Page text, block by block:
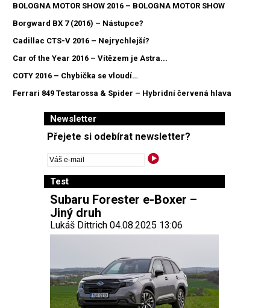
BOLOGNA MOTOR SHOW 2016 – BOLOGNA MOTOR SHOW
Borgward BX 7 (2016) – Nástupce?
Cadillac CTS-V 2016 – Nejrychlejší?
Car of the Year 2016 – Vítězem je Astra...
COTY 2016 – Chybička se vloudí…
Ferrari 849 Testarossa & Spider – Hybridní červená hlava
Newsletter
Přejete si odebírat newsletter?
Test
Subaru Forester e-Boxer –
Jiný druh
Lukáš Dittrich 04.08.2025 13:06